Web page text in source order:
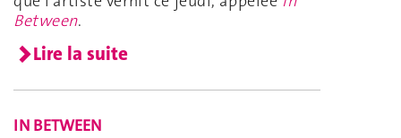
Between.
Lire la suite
IN BETWEEN